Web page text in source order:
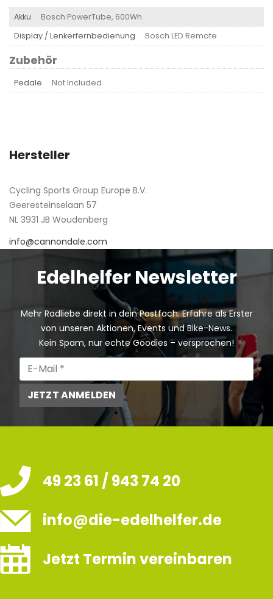
Akku
Bosch PowerTube, 600Wh
Display / Lenkerfernbedienung
Bosch LED Remote
Zubehör
Pedale Not Included
Hersteller
Cycling Sports Group Europe B.V.
Geeresteinselaan 57
NL 3931 JB Woudenberg
info@cannondale.com
Edelhelfer Newsletter
Mehr Radliebe direkt in dein Postfach: Erfahre als Erster
von unseren Aktionen, Events und Bike-News.
Kein Spam, nur echte Goodies – versprochen!
JETZT ANMELDEN
49 23 61 / 943 74 20
info@die-edelhelfer.de
Jetzt Termin vereinbaren